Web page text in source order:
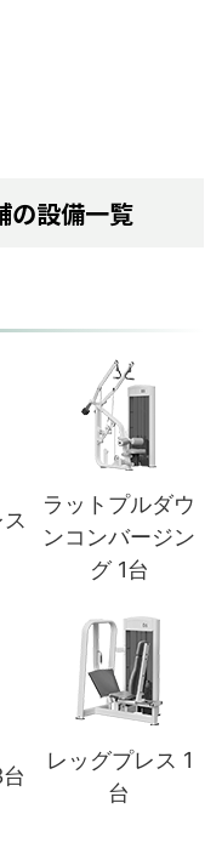
の設備一覧
ラットプルダウ
ンコンバージン
グ 1台
レッグプレス 1
台